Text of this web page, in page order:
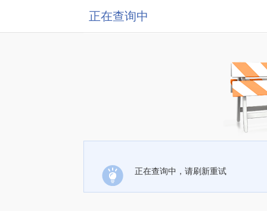
正在查询中
正在查询中，请刷新重试